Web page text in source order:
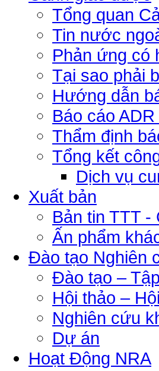
Tổng quan
Tin nước
Phản ứng có
Tại sao phải
Hướng dẫn
Báo cáo
Thẩm định
Tổng kết
Dịch vụ
Xuất bản
Bản tin TTT -
Ấn phẩm
Đào tạo Nghiên
Đào tạo –
Hội thảo –
Nghiên cứu
Dự án
Hoạt Động NRA